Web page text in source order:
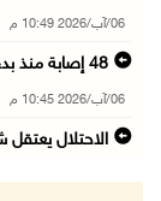
06/آب/2026 10:49 م
48 إصابة منذ بدء عدوان الاحتلال على مخيم قلند ...
06/آب/2026 10:45 م
الاحتلال يعتقل